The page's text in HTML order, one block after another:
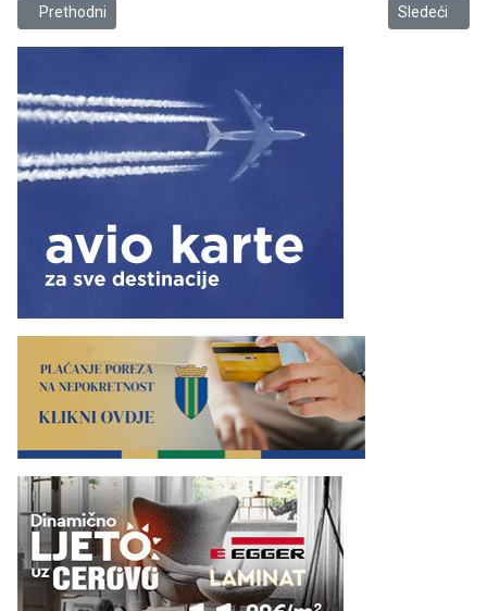
Prethodni članak: Možda niste obavješteni a trebalo bi da znate!
Prethodni Sledeći
Sledeći